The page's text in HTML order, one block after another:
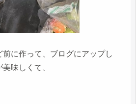
に作って、ブログにアップし
美味しくて、